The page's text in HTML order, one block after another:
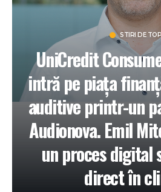
STIRI DE TOP
UniCredit
intră pe piața
auditive printr-un
Audionova. Emil
un proces digital
direct în